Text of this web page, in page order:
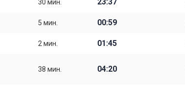
30 мин. 23:37
5 мин. 00:59
2 мин. 01:45
38 мин. 04:20